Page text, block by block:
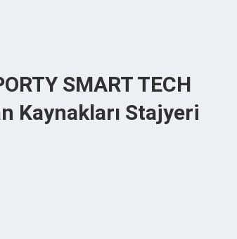
SMART TECH
Kaynakları Stajyeri